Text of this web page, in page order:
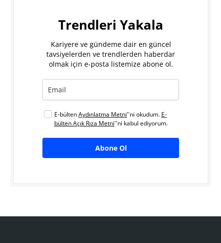
Trendleri Yakala
Kariyere ve gündeme dair en güncel
tavsiyelerden ve trendlerden haberdar
olmak için e-posta listemize abone ol.
E-bültenAydınlatma Metni''ni okudum. E-
bülten Açık Rıza Metni''ni kabul ediyorum.
Abone Ol